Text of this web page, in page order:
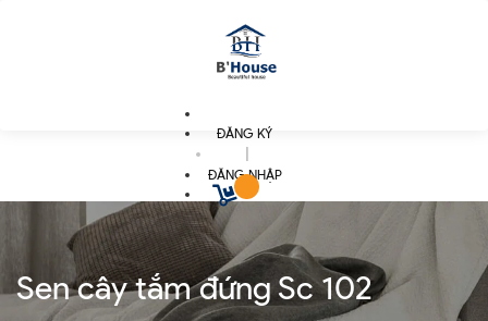
ĐĂNG KÝ
ĐĂNG NHẬP
Sen cây tắm đứng Sc 102